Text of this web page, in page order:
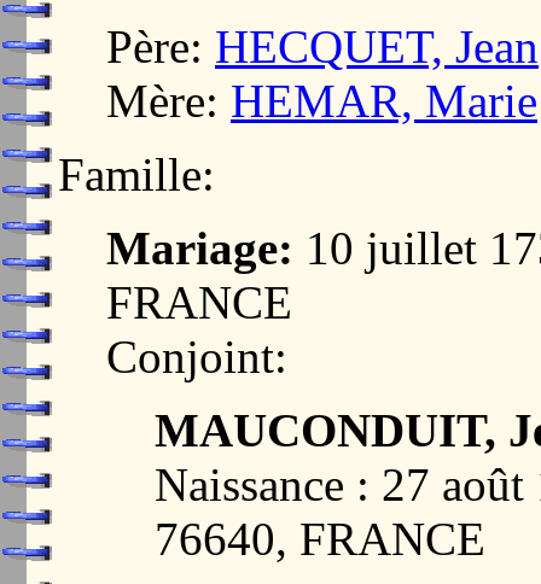
Père: HECQUET, Jean
Mère: HEMAR, Marie
Famille:
Mariage: 10 juillet
FRANCE
Conjoint:
MAUCONDUIT,
Naissance : 27
76640, FRANCE